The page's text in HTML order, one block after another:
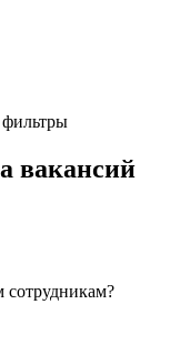
вакансий
сотрудникам?